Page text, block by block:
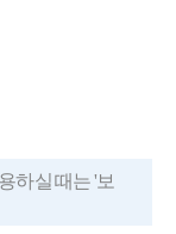
하실 때는 '보